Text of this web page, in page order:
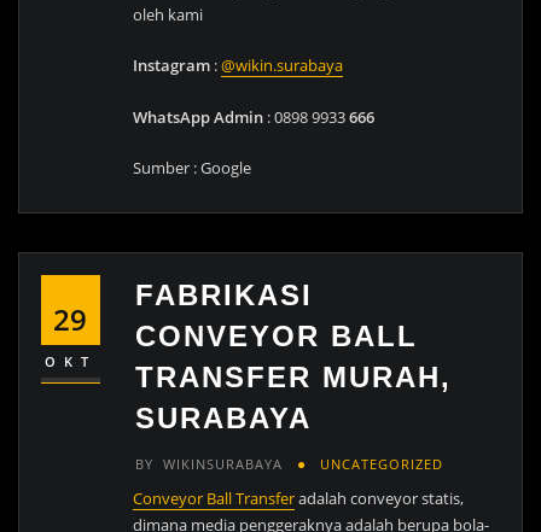
oleh kami
Instagram :@wikin.surabaya
WhatsApp Admin : 0898 9933666
Sumber : Google
29
OKT
FABRIKASI
CONVEYOR BALL
TRANSFER MURAH,
SURABAYA
BY WIKINSURABAYA UNCATEGORIZED
Conveyor Ball Transferadalah conveyor statis,
dimana media penggeraknya adalah berupa bola-